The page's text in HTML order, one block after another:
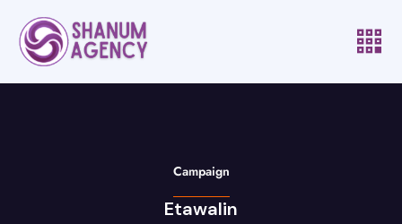
Campaign
Etawalin